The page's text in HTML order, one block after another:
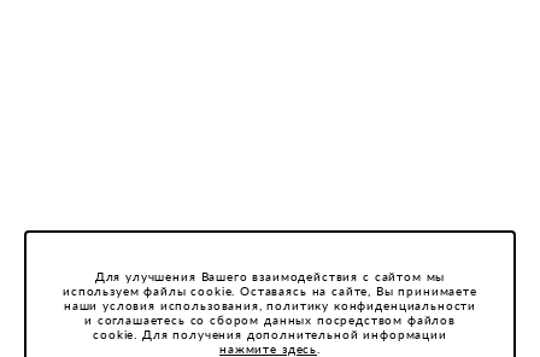
Для улучшения Вашего взаимодействия с сайтом мы
используем файлы cookie. Оставаясь на сайте, Вы принимаете
наши условия использования, политику конфиденциальности
и соглашаетесь со сбором данных посредством файлов
cookie. Для получения дополнительной информации
нажмите здесь